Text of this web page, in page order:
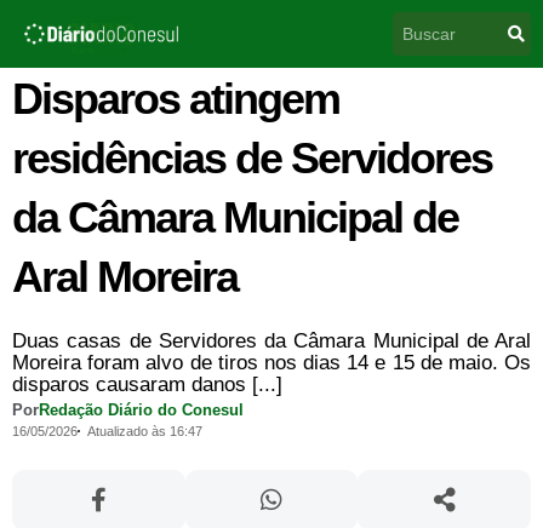
para
conteúdo
Disparos atingem
residências de Servidores
da Câmara Municipal de
Aral Moreira
Duas casas de Servidores da Câmara Municipal de Aral
Moreira foram alvo de tiros nos dias 14 e 15 de maio. Os
disparos causaram danos [...]
PorRedação Diário do Conesul
16/05/2026 Atualizado às 16:47